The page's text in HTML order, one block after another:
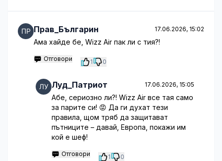
Прав_Българин 17.06.2026, 15:02
Ама хайде бе, Wizz Air пак ли с тия?!
Отговори 1 0
Луд_Патриот 17.06.2026, 15:05
Абе, сериозно ли?! Wizz Air все тая само
за парите си! 😡 Да ги духат тези
правила, щом тряб да защитават
пътниците – давай, Европа, покажи им
кой е шеф!
Отговори 1 0